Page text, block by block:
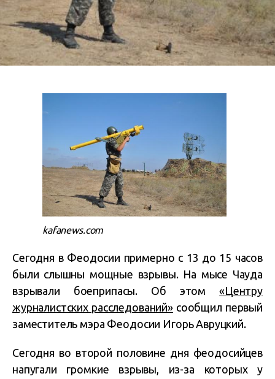
kafanews.com
Сегодня в Феодосии примерно с 13 до 15 часов
были слышны мощные взрывы. На мысе Чауда
взрывали боеприпасы. Об этом«Центру
журналистских расследований»сообщил первый
заместитель мэра Феодосии Игорь Авруцкий.
Сегодня во второй половине дня феодосийцев
напугали громкие взрывы, из-за которых у